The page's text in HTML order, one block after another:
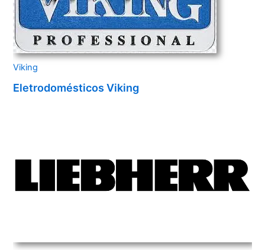
Viking
Eletrodomésticos Viking